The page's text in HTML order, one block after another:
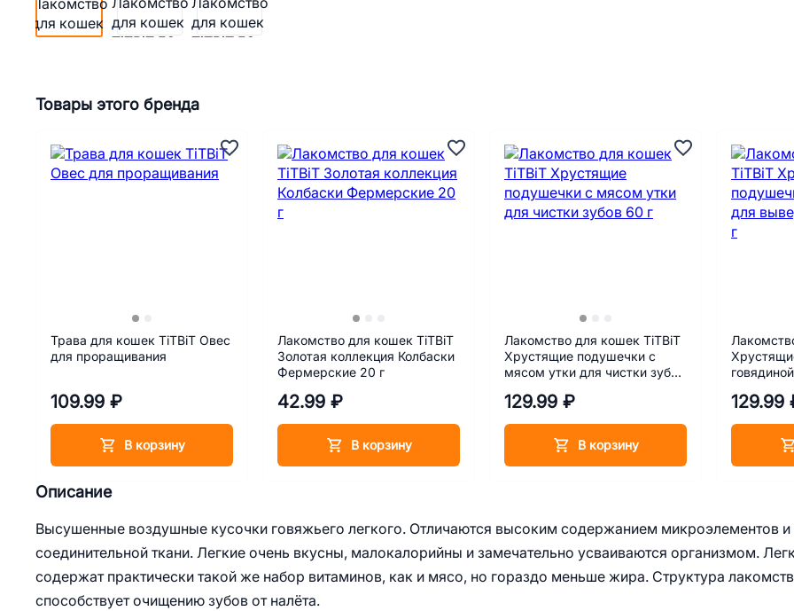
Описание
Высушенные воздушные кусочки говяжьего легкого. Отличаются высоким содержанием микроэлементов и
соединительной ткани. Легкие очень вкусны, малокалорийны и замечательно усваиваются организмом.
содержат практически такой же набор витаминов, как и мясо, но гораздо меньше жира. Структура
способствует очищению зубов от налёта.
Товары этого бренда
Трава для кошек TiTBiT Овес
для проращивания
109.99 ₽
В корзину
Лакомство для кошек TiTBiT
Золотая коллекция Колбаски
Фермерские 20 г
42.99 ₽
В корзину
Лакомство для кошек TiTBiT
Хрустящие подушечки с
мясом утки для чистки зубов
129.99 ₽
В корзину
129.99